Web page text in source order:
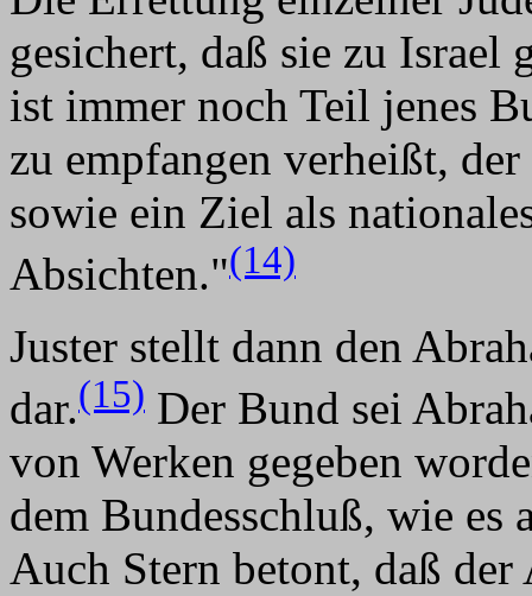
gesichert, daß sie zu Israel
ist immer noch Teil jenes
zu empfangen verheißt,
sowie ein Ziel als
Absichten."(14)
Juster stellt dann den
dar.(15) Der Bund sei
von Werken gegeben
dem Bundesschluß, wie es
Auch Stern betont, daß der